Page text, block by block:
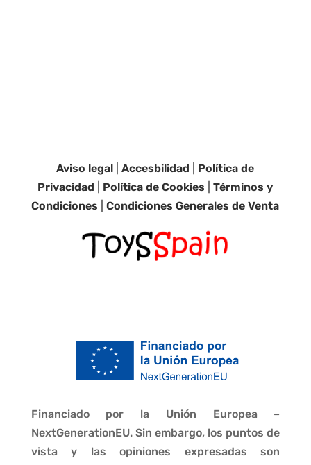
Aviso legal |Accesbilidad
Política de
Privacidad
Política de Cookies |Términos y
Condiciones |Condiciones Generales de Venta
Financiado por la Unión Europea –
NextGenerationEU. Sin embargo, los puntos de
vista y las opiniones expresadas son